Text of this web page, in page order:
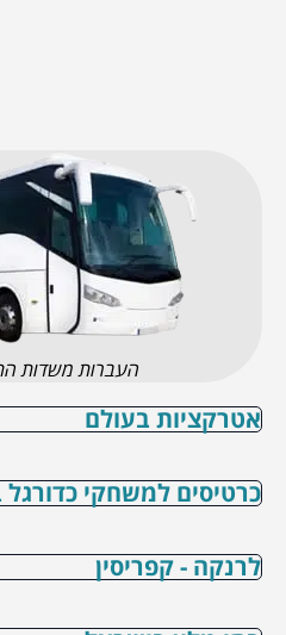
העברות משדות
אטרקציות בעולם
כרטיסים למשחקי כדורגל
לרנקה - קפריסין